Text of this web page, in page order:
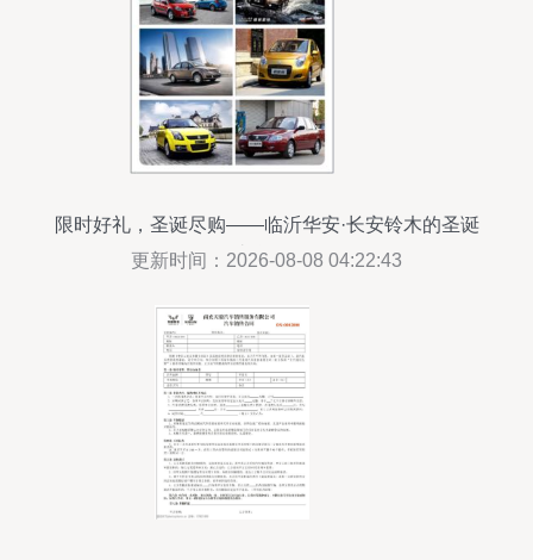
限时好礼，圣诞尽购——临沂华安·长安铃木的圣诞
礼遇周
更新时间：2026-08-08 04:22:43